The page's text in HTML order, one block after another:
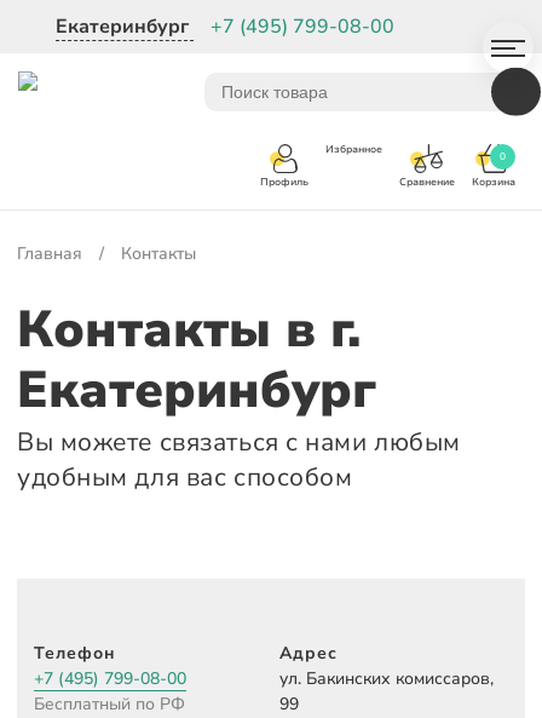
Екатеринбург +7 (495) 799-08-00
Профиль
Избранное
Сравнение Корзина
0
Главная / Контакты
Контакты в г.
Екатеринбург
Вы можете связаться с нами любым
удобным для вас способом
Телефон
+7 (495) 799-08-00
Бесплатный по РФ
Адрес
ул. Бакинских комиссаров,
99